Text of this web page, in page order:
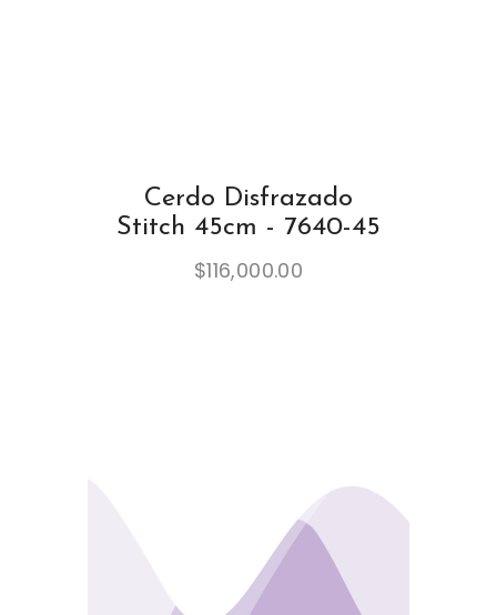
Cerdo Disfrazado
Stitch 45cm - 7640-45
$116,000.00